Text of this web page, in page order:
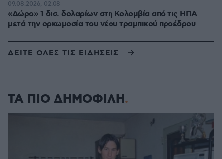
«Δώρο» 1 δισ. δολαρίων στη Κολομβία από τις ΗΠΑ
μετά την ορκωμοσία του νέου τραμπικού προέδρου
09.08.2026, 02:08
ΔΕΙΤΕ ΟΛΕΣ ΤΙΣ ΕΙΔΗΣΕΙΣ
ΤΑ ΠΙΟ ΔΗΜΟΦΙΛΗ